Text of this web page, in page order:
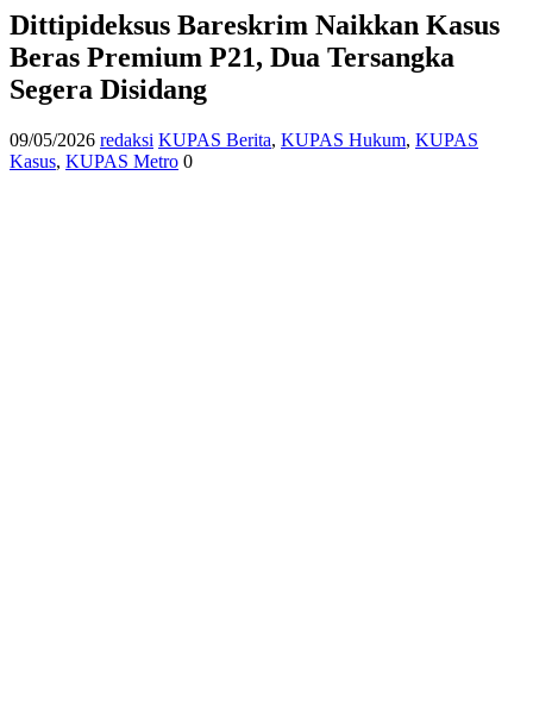
Dittipideksus Bareskrim Naikkan Kasus
Beras Premium P21, Dua Tersangka
Segera Disidang
09/05/2026 redaksi KUPAS Berita, KUPAS Hukum, KUPAS
Kasus, KUPAS Metro 0